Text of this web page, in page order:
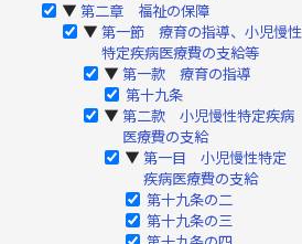
▶ 第二章 福祉の保障
▶ 第一節 療育の指導、小児慢性
特定疾病医療費の支給等
▶ 第一款 療育の指導
第十九条
▶ 第二款 小児慢性特定疾病
医療費の支給
▶ 第一目 小児慢性特定
疾病医療費の支給
第十九条の二
第十九条の三